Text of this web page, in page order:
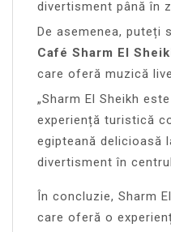
divertisment până în
De asemenea, puteți
Café Sharm El
care oferă muzică
„Sharm El Sheikh
experiență turistică
egipteană delicioasă
divertisment în
În concluzie, Sharm
care oferă o